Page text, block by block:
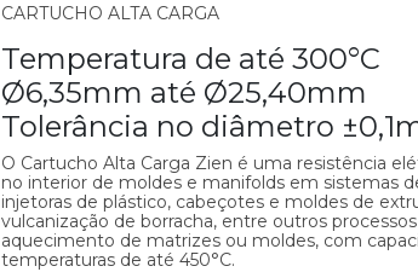
CARTUCHO ALTA CARGA
Temperatura de até 300°C
Ø6,35mm até Ø25,40mm
Tolerância no diâmetro
O Cartucho Alta Carga Zien é uma resistência
no interior de moldes e manifolds em sistemas
injetoras de plástico, cabeçotes e moldes de
vulcanização de borracha, entre outros
aquecimento de matrizes ou moldes, com
temperaturas de até 450°C.